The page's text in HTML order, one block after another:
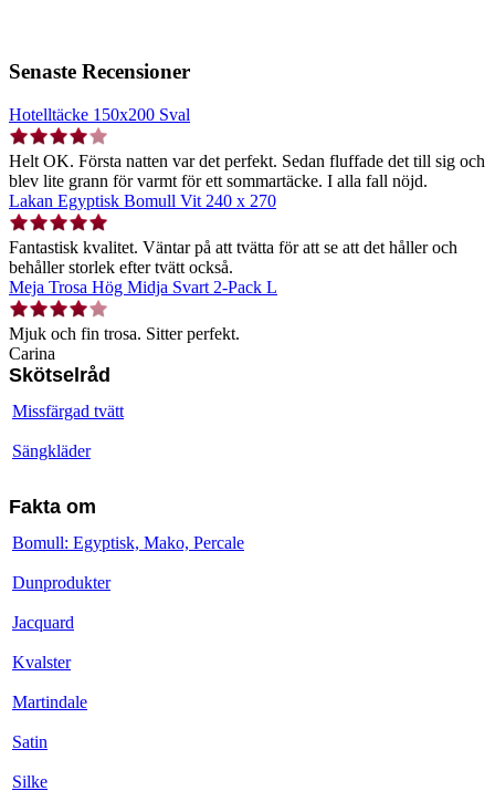
Senaste Recensioner
Hotelltäcke 150x200 Sval
Helt OK. Första natten var det perfekt. Sedan fluffade det till sig och
blev lite grann för varmt för ett sommartäcke. I alla fall nöjd.
Lakan Egyptisk Bomull Vit 240 x 270
Fantastisk kvalitet. Väntar på att tvätta för att se att det håller och
behåller storlek efter tvätt också.
Meja Trosa Hög Midja Svart 2-Pack L
Mjuk och fin trosa. Sitter perfekt.
Carina
Skötselråd
Missfärgad tvätt
Sängkläder
Fakta om
Bomull: Egyptisk, Mako, Percale
Dunprodukter
Jacquard
Kvalster
Martindale
Satin
Silke